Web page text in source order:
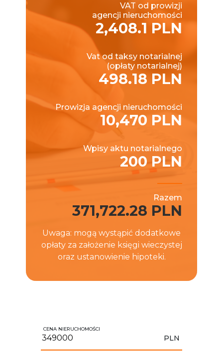
VAT od prowizji
agencji nieruchomości
2,408.1 PLN
Vat od taksy notarialnej
(opłaty notarialnej)
498.18 PLN
Prowizja agencji nieruchomości
10,470 PLN
Wpisy aktu notarialnego
200 PLN
Razem
371,722.28 PLN
Uwaga: mogą wystąpić dodatkowe
opłaty za założenie księgi wieczystej
oraz ustanowienie hipoteki.
CENA NIERUCHOMOŚCI
PLN